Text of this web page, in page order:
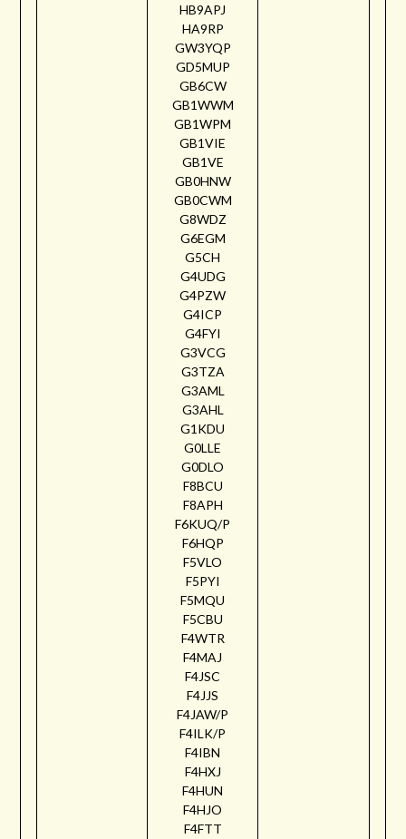
HB9APJ
HA9RP
GW3YQP
GD5MUP
GB6CW
GB1WWM
GB1WPM
GB1VIE
GB1VE
GB0HNW
GB0CWM
G8WDZ
G6EGM
G5CH
G4UDG
G4PZW
G4ICP
G4FYI
G3VCG
G3TZA
G3AML
G3AHL
G1KDU
G0LLE
G0DLO
F8BCU
F8APH
F6KUQ/P
F6HQP
F5VLO
F5PYI
F5MQU
F5CBU
F4WTR
F4MAJ
F4JSC
F4JJS
F4JAW/P
F4ILK/P
F4IBN
F4HXJ
F4HUN
F4HJO
F4FTT